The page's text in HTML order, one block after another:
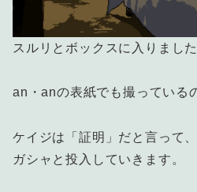
スルリとボックスに入りました
an・anの表紙でも撮ってい
ケイジは「証明」だと言って
ガシャと投入していきます。